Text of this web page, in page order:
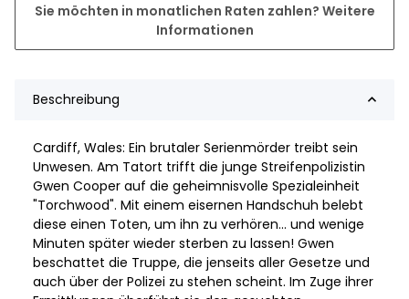
Sie möchten in monatlichen Raten zahlen? Weitere
Informationen
Beschreibung
Cardiff, Wales: Ein brutaler Serienmörder treibt sein
Unwesen. Am Tatort trifft die junge Streifenpolizistin
Gwen Cooper auf die geheimnisvolle Spezialeinheit
"Torchwood". Mit einem eisernen Handschuh belebt
diese einen Toten, um ihn zu verhören... und wenige
Minuten später wieder sterben zu lassen! Gwen
beschattet die Truppe, die jenseits aller Gesetze und
auch über der Polizei zu stehen scheint. Im Zuge ihrer